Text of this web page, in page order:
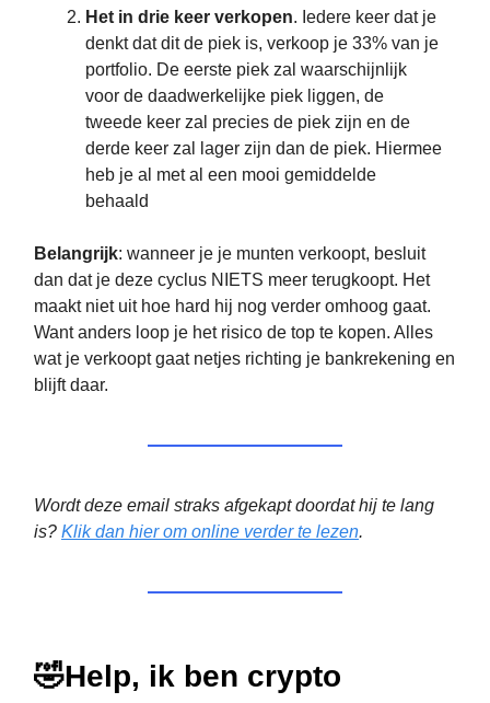
Het in drie keer verkopen. Iedere keer dat je
denkt dat dit de piek is, verkoop je 33% van je
portfolio. De eerste piek zal waarschijnlijk
voor de daadwerkelijke piek liggen, de
tweede keer zal precies de piek zijn en de
derde keer zal lager zijn dan de piek. Hiermee
heb je al met al een mooi gemiddelde
behaald
Belangrijk: wanneer je je munten verkoopt, besluit
dan dat je deze cyclus NIETS meer terugkoopt. Het
maakt niet uit hoe hard hij nog verder omhoog gaat.
Want anders loop je het risico de top te kopen. Alles
wat je verkoopt gaat netjes richting je bankrekening en
blijft daar.
Wordt deze email straks afgekapt doordat hij te lang
is? Klik dan hier om online verder te lezen.
🤣Help, ik ben crypto